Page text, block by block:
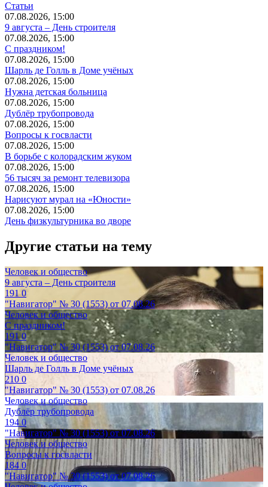
Статьи
07.08.2026, 15:00
9 августа – День строителя
07.08.2026, 15:00
С праздником!
07.08.2026, 15:00
Шарль де Голль в Доме учёных
07.08.2026, 15:00
Нужна детская больница
07.08.2026, 15:00
Дублёр трубопровода
07.08.2026, 15:00
Вопросы к госвласти
07.08.2026, 15:00
В борьбе с колорадским жуком
07.08.2026, 15:00
56 тысяч за ремонт телевизора
07.08.2026, 15:00
Нарисуют мурал на «Юности»
07.08.2026, 15:00
День физкультурника во дворе
Другие статьи на тему
Человек и общество
9 августа – День строителя
1910
"Навигатор" № 30 (1553) от 07.08.26
Человек и общество
С праздником!
1910
"Навигатор" № 30 (1553) от 07.08.26
Человек и общество
Шарль де Голль в Доме учёных
210 0
"Навигатор" № 30 (1553) от 07.08.26
Человек и общество
Дублёр трубопровода
1940
"Навигатор" № 30 (1553) от 07.08.26
Человек и общество
Вопросы к госвласти
1840
"Навигатор" № 30 (1553) от 07.08.26